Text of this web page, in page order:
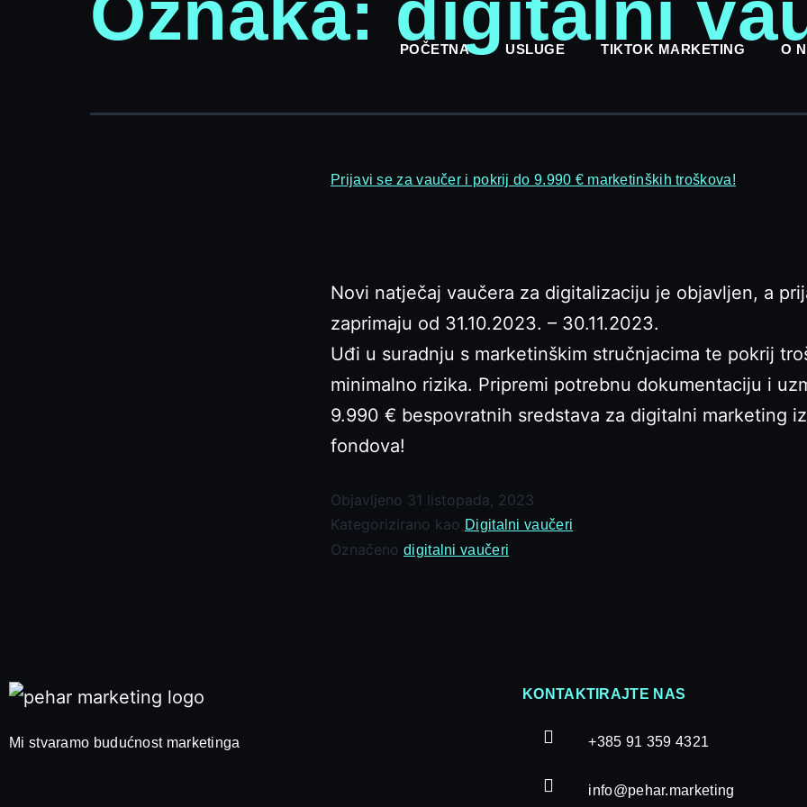
POČETNA USLUGE TIKTOK MARKETING O
Prijavi se za vaučer i pokrij do 9.990 € marketinških troškova!
Novi natječaj vaučera za digitalizaciju je objavljen, a
zaprimaju od 31.10.2023. – 30.11.2023.
Uđi u suradnju s marketinškim stručnjacima te pokrij
minimalno rizika. Pripremi potrebnu dokumentaciju i
9.990 € bespovratnih sredstava za digitalni marketing
fondova!
Objavljeno 31 listopada, 2023
Kategorizirano kao Digitalni vaučeri
Označeno digitalni vaučeri
Mi stvaramo budućnost marketinga
KONTAKTIRAJTE NAS
+385 91 359 4321
info@pehar.marketing